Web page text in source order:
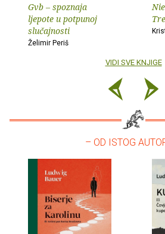
Gvb – spoznaja
ljepote u potpunoj
slučajnosti
Želimir Periš
VIDI SVE KNJIGE
– OD ISTOG